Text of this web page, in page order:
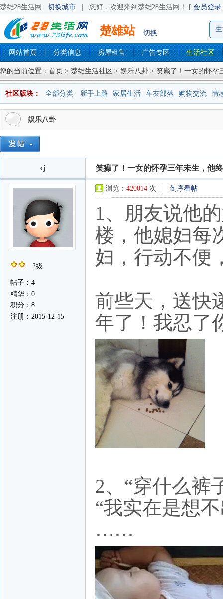
楚雄28生活网 切换城市 您好，欢迎来到楚雄28生活网！ [ 会员登录
楚雄站 切换
网站首页 分类信息 房屋租售 广告专区 生活社区
您的当前位置： 首页 > 楚雄生活社区 > 娱乐八卦 > 笑癫了！一女的怀孕
社区版块： 全部分类 新手上路 家居生活 车友部落 购物交流 情
娱乐八卦
cj
2级
帖子：4
精华：0
积分：8
注册：2015-12-15
笑癫了！一女的怀孕三年未生，他
浏览： 420014 次 | 倒序看帖
1、朋友说他
楼，他媳妇每
妇，行动不便
前些天，送快
年了！我忍了
2、“穿什么裤
“我实在是想
……